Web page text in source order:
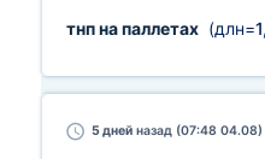
тнп на паллетах (длн=
5 дней назад (07:48 04.08)